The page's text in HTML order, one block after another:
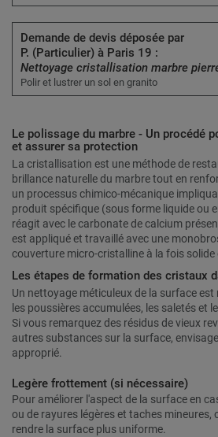
Demande de devis déposée par
P. (Particulier) à Paris 19 :
Nettoyage cristallisation marbre
Polir et lustrer un sol en granito
Le polissage du marbre - Un procédé
et assurer sa protection
La cristallisation est une méthode de
brillance naturelle du marbre tout en
un processus chimico-mécanique
produit spécifique (sous forme liquide ou
réagit avec le carbonate de calcium
est appliqué et travaillé avec une
couverture micro-cristalline à la fois solide
Les étapes de formation des cristaux
Un nettoyage méticuleux de la surface
les poussières accumulées, les saletés et
Si vous remarquez des résidus de vieux
autres substances sur la surface,
approprié.
Legère frottement (si nécessaire)
Pour améliorer l'aspect de la surface en
ou de rayures légères et taches mineures,
rendre la surface plus uniforme.